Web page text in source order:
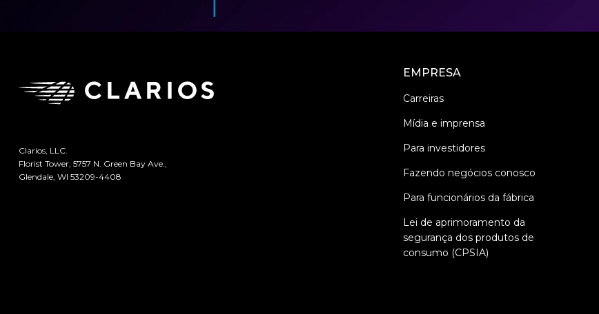
Clarios, LLC.
Florist Tower, 5757 N. Green Bay Ave.,
Glendale, WI 53209-4408
EMPRESA
Carreiras
Mídia e imprensa
Para investidores
Fazendo negócios conosco
Para funcionários da fábrica
Lei de aprimoramento da
segurança dos produtos de
consumo (CPSIA)